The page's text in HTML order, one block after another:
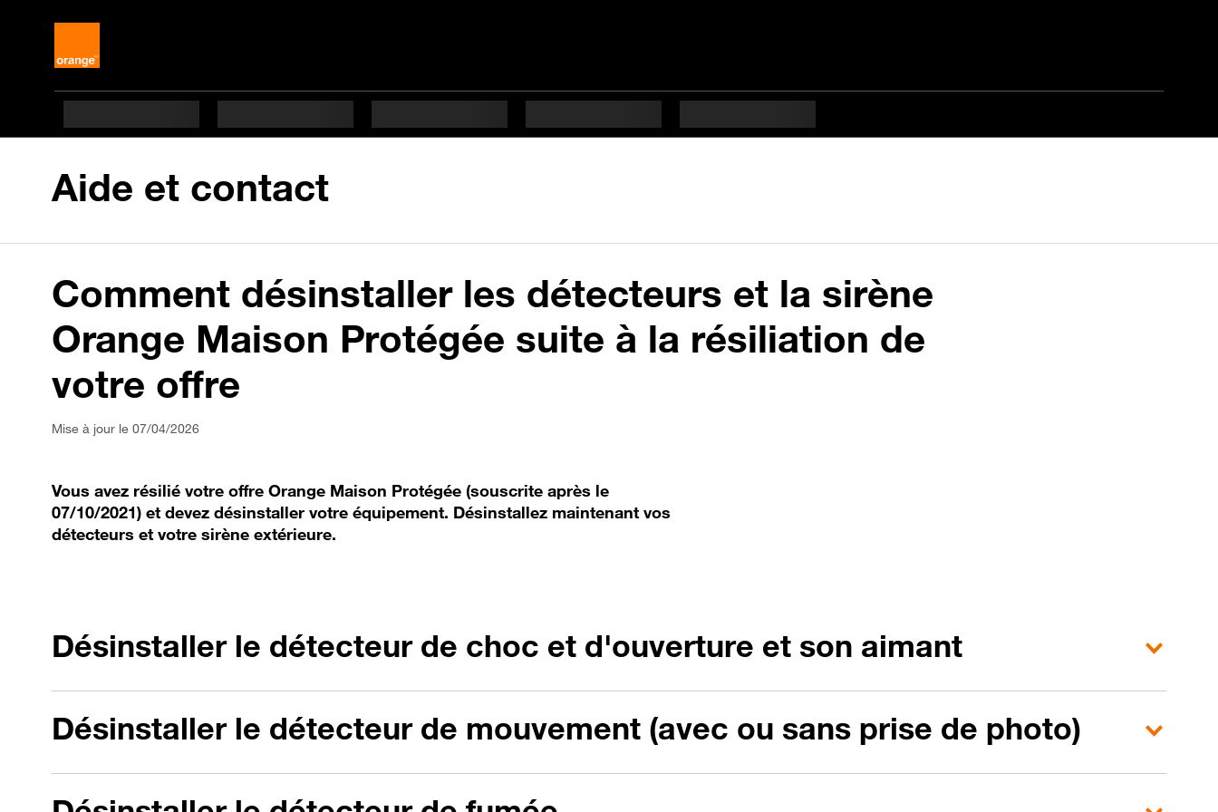
Aide et contact
Comment désinstaller les détecteurs et la sirène
Orange Maison Protégée suite à la résiliation de
votre offre
Mise à jour le 07/04/2026
Vous avez résilié votre offre Orange Maison Protégée (souscrite après le
07/10/2021) et devez désinstaller votre équipement. Désinstallez maintenant vos
détecteurs et votre sirène extérieure.
Désinstaller le détecteur de choc et d'ouverture et son aimant
Désinstaller le détecteur de mouvement (avec ou sans prise de photo)